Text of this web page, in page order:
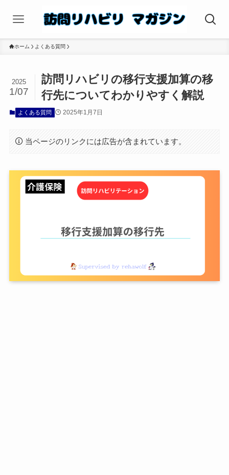
ホーム よくある質問
訪問リハビリの移行支援加算の移
行先についてわかりやすく解説
2025
1/07
よくある質問 2025年1月7日
当ページのリンクには広告が含まれています。